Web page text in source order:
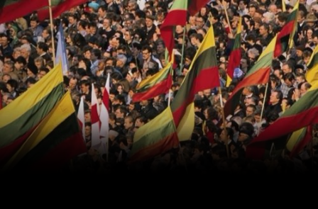
Co dalej?